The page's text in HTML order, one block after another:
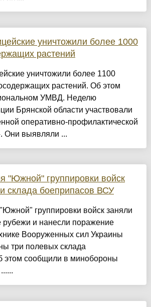
уничтожили более 1000
растений
уничтожили более 1100
растений. Об этом
УМВД. Неделю
Брянской области участвовали
оперативно-профилактической
Они выявляли ...
"Южной" группировки войск
склада боеприпасов ВСУ
группировки войск заняли
и нанесли поражение
Вооруженных сил Украины
три полевых склада
этом сообщили в минобороны